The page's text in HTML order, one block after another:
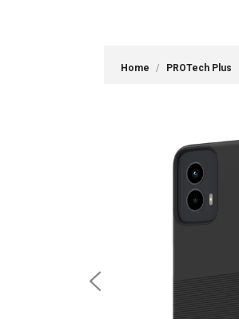
Home / PROTech Plus